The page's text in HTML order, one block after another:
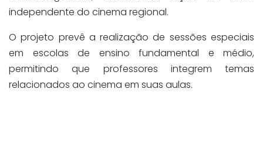
independente do cinema regional.
O projeto prevê a realização de sessões especiais
em escolas de ensino fundamental e médio,
permitindo que professores integrem temas
relacionados ao cinema em suas aulas.